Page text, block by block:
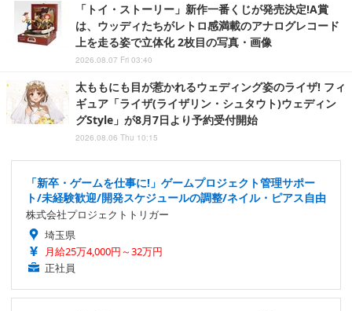
「トイ・ストーリー」新作一番くじが発売決定!A賞
は、ウッディたちがレトロ感満載のアナログレコード
上を走る姿で立体化 2枚目の写真・画像
2026.08.07 Fri 03:40
太ももにも目が惹かれるウェディング姿のライザ! フィ
ギュア「ライザ(ライザリン・シュタウト)ウェディン
グStyle」が8月7日より予約受付開始
2026.08.06 Thu 10:15
「新卒・ゲームを仕事に!」ゲームプロジェクト管理サポー
ト/未経験歓迎/開発スケジュールの調整/ネイル・ピアス自由
株式会社プロジェクトトリガー
埼玉県
月給25万4,000円～32万円
正社員